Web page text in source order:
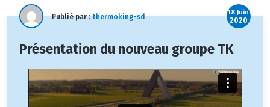
Publié par :thermoking-sd 18 Juin,
2020
Présentation du nouveau groupe TK